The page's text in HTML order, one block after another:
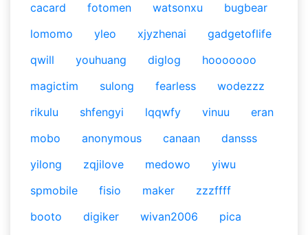
cacard
fotomen watsonxu
bugbear
lomomo
yleo xjyzhenai
gadgetoflife
qwill
youhuang diglog
hooooooo
magictim
sulong fearless
wodezzz
rikulu
shfengyi lqqwfy vinuu
eran
mobo
anonymous canaan
dansss
yilong
zqjilove medowo
yiwu
spmobile
fisio maker
zzzffff
booto
digiker wivan2006
pica